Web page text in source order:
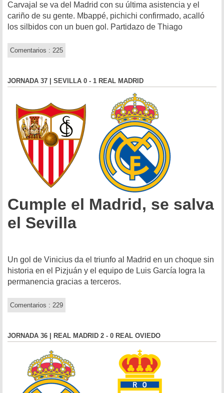
Carvajal se va del Madrid con su última asistencia y el
cariño de su gente. Mbappé, pichichi confirmado, acalló
los silbidos con un buen gol. Partidazo de Thiago
Comentarios : 225
JORNADA 37 | SEVILLA 0 - 1 REAL MADRID
Cumple el Madrid, se salva
el Sevilla
Un gol de Vinicius da el triunfo al Madrid en un choque sin
historia en el Pizjuán y el equipo de Luis García logra la
permanencia gracias a terceros.
Comentarios : 229
JORNADA 36 | REAL MADRID 2 - 0 REAL OVIEDO